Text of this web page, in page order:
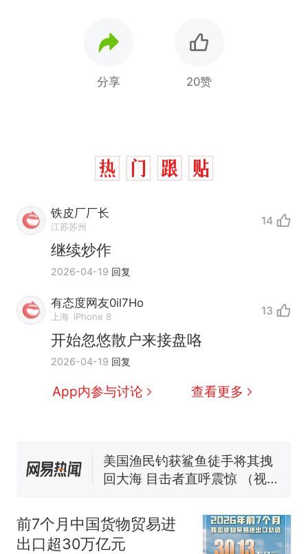
分享 20赞
铁皮厂厂长
江苏苏州 14
继续炒作
2026-04-19 回复
有态度网友0il7Ho
上海 iPhone 8 13
开始忽悠散户来接盘咯
2026-04-19 回复
App内参与讨论 查看更多
那个在床头放菜刀的女孩，
因老师一句“跟我回家”改写了
人生
新
制裁瓜子饺子，美国怕什
么？
费大厨“全国小炒肉大王”称
协会回应
男子上山采菌偶然发现鸡枞菌
来源：参考消息）
笔试第一被第二名传话劝弃考
官方通报
因老师一句“跟我回家”改写了
人生
前7个月中国货物贸易进
出口超30万亿元